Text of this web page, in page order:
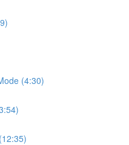
(4:30)